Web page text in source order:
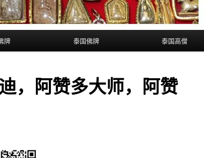
牌 泰国佛牌 泰国高僧
，阿赞多大师，阿赞